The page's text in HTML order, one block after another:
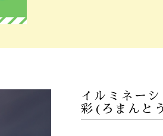
イルミネー
彩(ろまんと